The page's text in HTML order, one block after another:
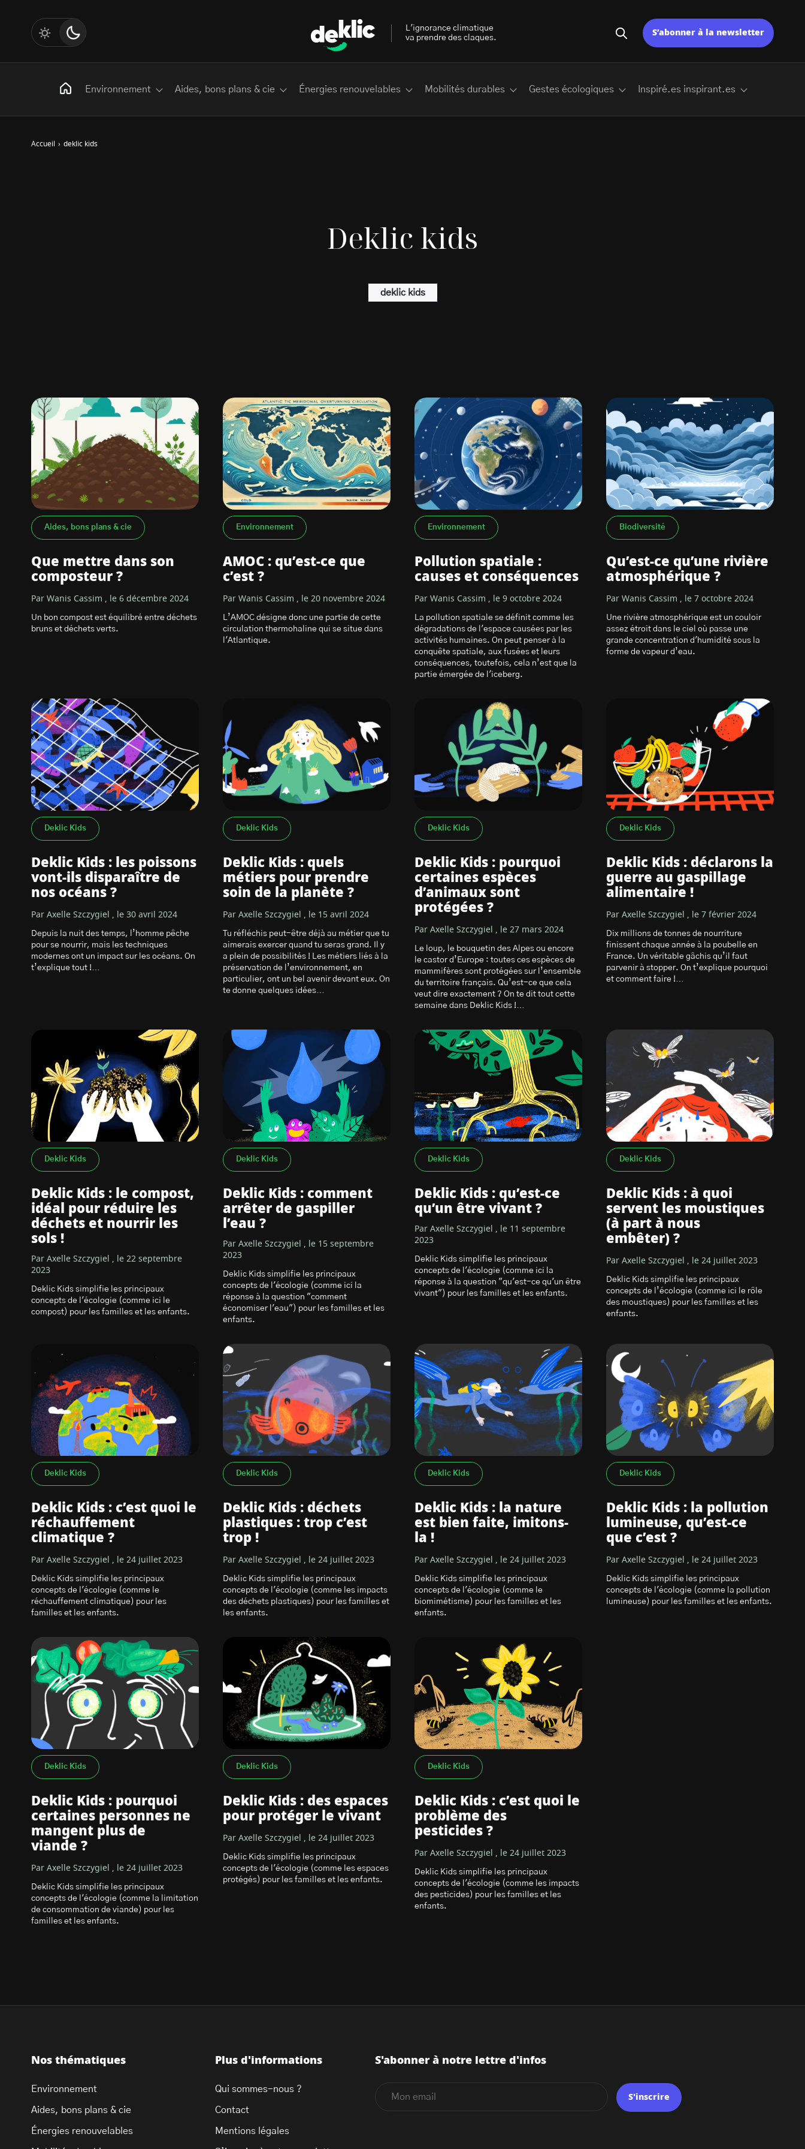
Accueil › deklic kids
Deklic kids
deklic kids
Aides, bons plans & cie
Que mettre dans son
composteur ?
Par Wanis Cassim , le 6 décembre 2024
Un bon compost est équilibré entre déchets
bruns et déchets verts.
Environnement
AMOC : qu’est-ce que
c’est ?
Par Wanis Cassim , le 20 novembre 2024
L’AMOC désigne donc une partie de cette
circulation thermohaline qui se situe dans
l'Atlantique.
Environnement
Pollution spatiale :
causes et conséquences
Par Wanis Cassim , le 9 octobre 2024
La pollution spatiale se définit comme les
dégradations de l'espace causées par les
activités humaines. On peut penser à la
conquête spatiale, aux fusées et leurs
conséquences, toutefois, cela n’est que la
partie émergée de l'iceberg.
Biodiversité
Qu’est-ce qu’une rivière
atmosphérique ?
Par Wanis Cassim , le 7 octobre 2024
Une rivière atmosphérique est un couloir
assez étroit dans le ciel où passe une
grande concentration d'humidité sous la
forme de vapeur d’eau.
Deklic Kids
Deklic Kids : les poissons
vont-ils disparaître de
nos océans ?
Par Axelle Szczygiel , le 30 avril 2024
Depuis la nuit des temps, l’homme pêche
pour se nourrir, mais les techniques
modernes ont un impact sur les océans. On
t’explique tout !…
Deklic Kids
Deklic Kids : quels
métiers pour prendre
soin de la planète ?
Par Axelle Szczygiel , le 15 avril 2024
Tu réfléchis peut-être déjà au métier que tu
aimerais exercer quand tu seras grand. Il y
a plein de possibilités ! Les métiers liés à la
préservation de l’environnement, en
particulier, ont un bel avenir devant eux. On
te donne quelques idées…
Deklic Kids
Deklic Kids : pourquoi
certaines espèces
d’animaux sont
protégées ?
Par Axelle Szczygiel , le 27 mars 2024
Le loup, le bouquetin des Alpes ou encore
le castor d’Europe : toutes ces espèces de
mammifères sont protégées sur l’ensemble
du territoire français. Qu’est-ce que cela
veut dire exactement ? On te dit tout cette
semaine dans Deklic Kids !…
Deklic Kids
Deklic Kids : déclarons la
guerre au gaspillage
alimentaire !
Par Axelle Szczygiel , le 7 février 2024
Dix millions de tonnes de nourriture
finissent chaque année à la poubelle en
France. Un véritable gâchis qu’il faut
parvenir à stopper. On t’explique pourquoi
et comment faire !…
Deklic Kids
Deklic Kids : le compost,
idéal pour réduire les
déchets et nourrir les
sols !
Par Axelle Szczygiel , le 22 septembre
2023
Deklic Kids simplifie les principaux
concepts de l'écologie (comme ici le
compost) pour les familles et les enfants.
Deklic Kids
Deklic Kids : comment
arrêter de gaspiller
l’eau ?
Par Axelle Szczygiel , le 15 septembre
2023
Deklic Kids simplifie les principaux
concepts de l'écologie (comme ici la
réponse à la question "comment
économiser l'eau") pour les familles et les
enfants.
Deklic Kids
Deklic Kids : qu’est-ce
qu’un être vivant ?
Par Axelle Szczygiel , le 11 septembre
2023
Deklic Kids simplifie les principaux
concepts de l'écologie (comme ici la
réponse à la question "qu'est-ce qu'un être
vivant") pour les familles et les enfants.
Deklic Kids
Deklic Kids : à quoi
servent les moustiques
(à part à nous
embêter) ?
Par Axelle Szczygiel , le 24 juillet 2023
Deklic Kids simplifie les principaux
concepts de l’écologie (comme ici le rôle
des moustiques) pour les familles et les
enfants.
Deklic Kids
Deklic Kids : c’est quoi le
réchauffement
climatique ?
Par Axelle Szczygiel , le 24 juillet 2023
Deklic Kids simplifie les principaux
concepts de l'écologie (comme le
réchauffement climatique) pour les
familles et les enfants.
Deklic Kids
Deklic Kids : déchets
plastiques : trop c’est
trop !
Par Axelle Szczygiel , le 24 juillet 2023
Deklic Kids simplifie les principaux
concepts de l'écologie (comme les impacts
des déchets plastiques) pour les familles et
les enfants.
Deklic Kids
Deklic Kids : la nature
est bien faite, imitons-
la !
Par Axelle Szczygiel , le 24 juillet 2023
Deklic Kids simplifie les principaux
concepts de l'écologie (comme le
biomimétisme) pour les familles et les
enfants.
Deklic Kids
Deklic Kids : la pollution
lumineuse, qu’est-ce
que c’est ?
Par Axelle Szczygiel , le 24 juillet 2023
Deklic Kids simplifie les principaux
concepts de l'écologie (comme la pollution
lumineuse) pour les familles et les enfants.
Deklic Kids
Deklic Kids : pourquoi
certaines personnes ne
mangent plus de
viande ?
Par Axelle Szczygiel , le 24 juillet 2023
Deklic Kids simplifie les principaux
concepts de l'écologie (comme la limitation
de consommation de viande) pour les
familles et les enfants.
Deklic Kids
Deklic Kids : des espaces
pour protéger le vivant
Par Axelle Szczygiel , le 24 juillet 2023
Deklic Kids simplifie les principaux
concepts de l'écologie (comme les espaces
protégés) pour les familles et les enfants.
Deklic Kids
Deklic Kids : c’est quoi le
problème des
pesticides ?
Par Axelle Szczygiel , le 24 juillet 2023
Deklic Kids simplifie les principaux
concepts de l'écologie (comme les impacts
des pesticides) pour les familles et les
enfants.
L'ignorance climatique
va prendre des claques.
S’abonner à la newsletter
Environnement Aides, bons plans & cie Énergies renouvelables Mobilités durables Gestes écologiques Inspiré.es inspirant.es
Nos thématiques
Environnement
Aides, bons plans & cie
Énergies renouvelables
Plus d'informations
Qui sommes-nous ?
Contact
Mentions légales
S'abonner à notre lettre d'infos
S'inscrire